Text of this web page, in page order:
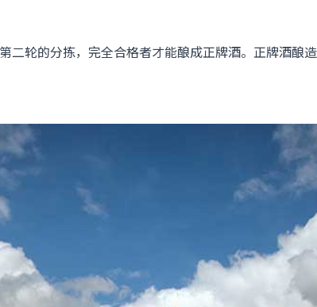
二轮的分拣，完全合格者才能酿成正牌酒。正牌酒酿